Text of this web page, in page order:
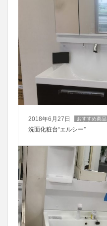
2018年6月27日 おすすめ商品
洗面化粧台“エルシー”